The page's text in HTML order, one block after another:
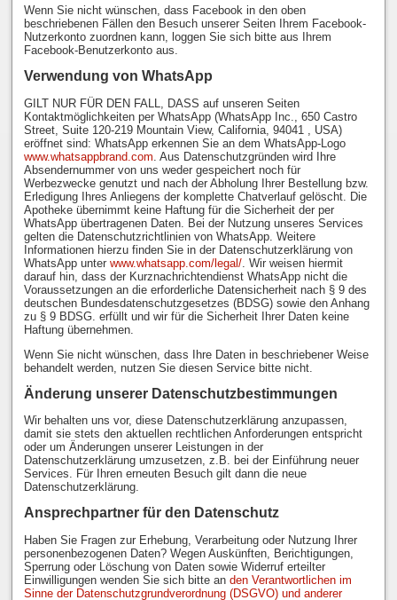
Wenn Sie nicht wünschen, dass Facebook in den oben
beschriebenen Fällen den Besuch unserer Seiten Ihrem Facebook-
Nutzerkonto zuordnen kann, loggen Sie sich bitte aus Ihrem
Facebook-Benutzerkonto aus.
Verwendung von WhatsApp
GILT NUR FÜR DEN FALL, DASS auf unseren Seiten
Kontaktmöglichkeiten per WhatsApp (WhatsApp Inc., 650 Castro
Street, Suite 120-219 Mountain View, California, 94041 , USA)
eröffnet sind: WhatsApp erkennen Sie an dem WhatsApp-Logo
www.whatsappbrand.com . Aus Datenschutzgründen wird Ihre
Absendernummer von uns weder gespeichert noch für
Werbezwecke genutzt und nach der Abholung Ihrer Bestellung bzw.
Erledigung Ihres Anliegens der komplette Chatverlauf gelöscht. Die
Apotheke übernimmt keine Haftung für die Sicherheit der per
WhatsApp übertragenen Daten. Bei der Nutzung unseres Services
gelten die Datenschutzrichtlinien von WhatsApp. Weitere
Informationen hierzu finden Sie in der Datenschutzerklärung von
WhatsApp unter www.whatsapp.com/legal/. Wir weisen hiermit
darauf hin, dass der Kurznachrichtendienst WhatsApp nicht die
Voraussetzungen an die erforderliche Datensicherheit nach § 9 des
deutschen Bundesdatenschutzgesetzes (BDSG) sowie den Anhang
zu § 9 BDSG. erfüllt und wir für die Sicherheit Ihrer Daten keine
Haftung übernehmen.
Wenn Sie nicht wünschen, dass Ihre Daten in beschriebener Weise
behandelt werden, nutzen Sie diesen Service bitte nicht.
Änderung unserer Datenschutzbestimmungen
Wir behalten uns vor, diese Datenschutzerklärung anzupassen,
damit sie stets den aktuellen rechtlichen Anforderungen entspricht
oder um Änderungen unserer Leistungen in der
Datenschutzerklärung umzusetzen, z.B. bei der Einführung neuer
Services. Für Ihren erneuten Besuch gilt dann die neue
Datenschutzerklärung.
Ansprechpartner für den Datenschutz
Haben Sie Fragen zur Erhebung, Verarbeitung oder Nutzung Ihrer
personenbezogenen Daten? Wegen Auskünften, Berichtigungen,
Sperrung oder Löschung von Daten sowie Widerruf erteilter
Einwilligungen wenden Sie sich bitte an den Verantwortlichen im
Sinne der Datenschutzgrundverordnung (DSGVO) und anderer